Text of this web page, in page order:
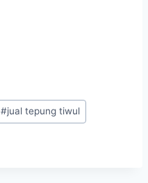
#jual tepung tiwul